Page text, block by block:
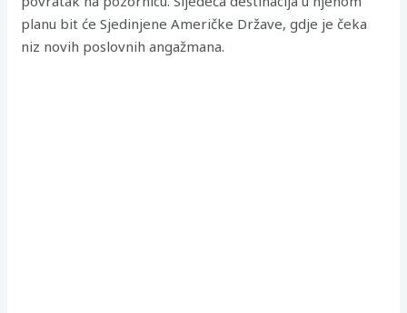
planu bit će Sjedinjene Američke Države, gdje je čeka
niz novih poslovnih angažmana.